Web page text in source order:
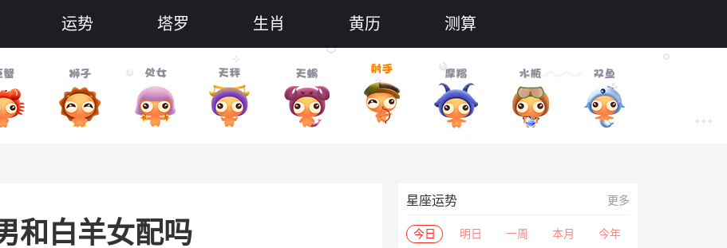
运势 塔罗 生肖 黄历 测算
和白羊女配吗
星座运势 更多
今日 明日 一周 本月 今年